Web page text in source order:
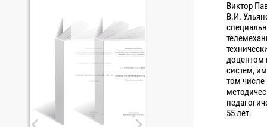
Виктор
В.И.
доцентом
систем,
том числе
55 лет.